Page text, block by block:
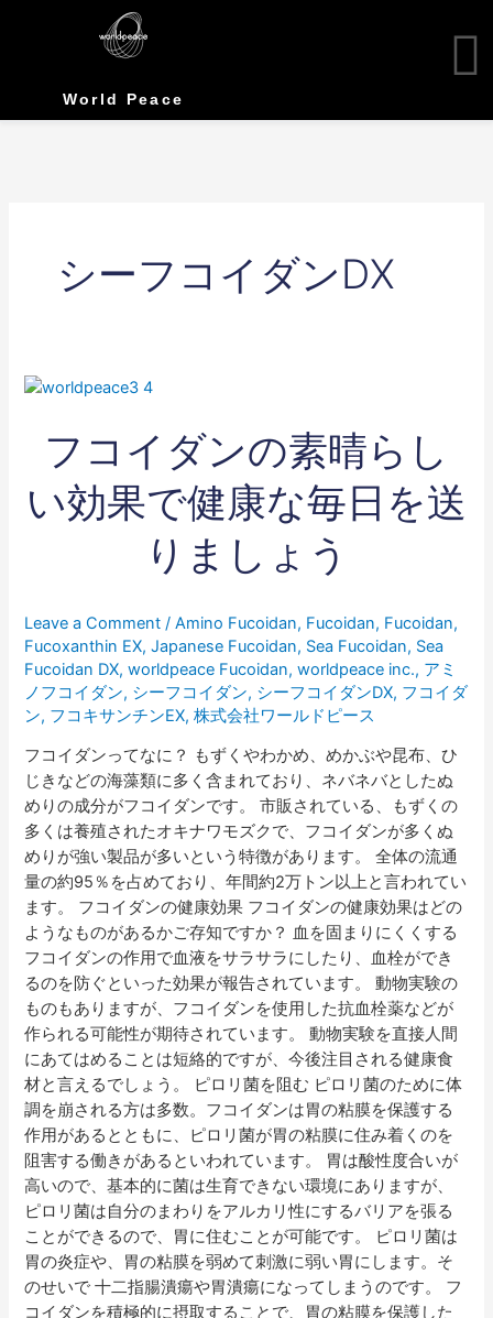
World Peace
シーフコイダンDX
フコイダンの素晴らし
い効果で健康な毎日を送
りましょう
Leave a Comment /Amino Fucoidan, Fucoidan, Fucoidan,
Fucoxanthin EX,Japanese Fucoidan, Sea Fucoidan, Sea
Fucoidan DX,worldpeace Fucoidan,worldpeace inc., アミ
ノフコイダン, シーフコイダン, シーフコイダンDX, フコイダ
ン, フコキサンチンEX,株式会社ワールドピース
フコイダンってなに？ もずくやわかめ、めかぶや昆布、ひ
じきなどの海藻類に多く含まれており、ネバネバとしたぬ
めりの成分がフコイダンです。 市販されている、もずくの
多くは養殖されたオキナワモズクで、フコイダンが多くぬ
めりが強い製品が多いという特徴があります。 全体の流通
量の約95％を占めており、年間約2万トン以上と言われてい
ます。 フコイダンの健康効果 フコイダンの健康効果はどの
ようなものがあるかご存知ですか？ 血を固まりにくくする
フコイダンの作用で血液をサラサラにしたり、血栓ができ
るのを防ぐといった効果が報告されています。 動物実験の
ものもありますが、フコイダンを使用した抗血栓薬などが
作られる可能性が期待されています。 動物実験を直接人間
にあてはめることは短絡的ですが、今後注目される健康食
材と言えるでしょう。 ピロリ菌を阻む ピロリ菌のために体
調を崩される方は多数。フコイダンは胃の粘膜を保護する
作用があるとともに、ピロリ菌が胃の粘膜に住み着くのを
阻害する働きがあるといわれています。 胃は酸性度合いが
高いので、基本的に菌は生育できない環境にありますが、
ピロリ菌は自分のまわりをアルカリ性にするバリアを張る
ことができるので、胃に住むことが可能です。 ピロリ菌は
胃の炎症や、胃の粘膜を弱めて刺激に弱い胃にします。そ
のせいで 十二指腸潰瘍や胃潰瘍になってしまうのです。 フ
コイダンを積極的に摂取することで、胃の粘膜を保護した
フ
ン
の
し
い
効
果
で
康
な
毎
日
を
送
り
ま
し
ょ
う